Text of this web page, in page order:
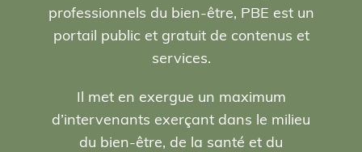
professionnels du bien-être, PBE est un
portail public et gratuit de contenus et
services.
Il met en exergue un maximum
d’intervenants exerçant dans le milieu
du bien-être, de la santé et du